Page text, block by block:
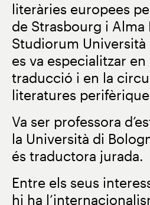
literàries europees
de Strasbourg i Alma
Studiorum Università
es va especialitzar
traducció i en la
literatures
Va ser professora
la Università di
és traductora jurada.
Entre els seus
hi ha